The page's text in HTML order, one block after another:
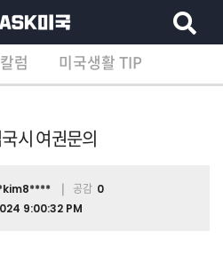
럼 미국생활 TIP
칼럼 미국생활 TIP
시 여권문의
공감 0
9:00:32 PM